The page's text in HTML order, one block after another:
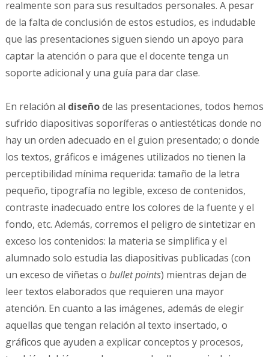
realmente son para sus resultados personales. A pesar
de la falta de conclusión de estos estudios, es indudable
que las presentaciones siguen siendo un apoyo para
captar la atención o para que el docente tenga un
soporte adicional y una guía para dar clase.
En relación al diseñode las presentaciones, todos hemos
sufrido diapositivas soporíferas o antiestéticas donde no
hay un orden adecuado en el guion presentado; o donde
los textos, gráficos e imágenes utilizados no tienen la
perceptibilidad mínima requerida: tamaño de la letra
pequeño, tipografía no legible, exceso de contenidos,
contraste inadecuado entre los colores de la fuente y el
fondo, etc. Además, corremos el peligro de sintetizar en
exceso los contenidos: la materia se simplifica y el
alumnado solo estudia las diapositivas publicadas (con
un exceso de viñetas o bullet points) mientras dejan de
leer textos elaborados que requieren una mayor
atención. En cuanto a las imágenes, además de elegir
aquellas que tengan relación al texto insertado, o
gráficos que ayuden a explicar conceptos y procesos,